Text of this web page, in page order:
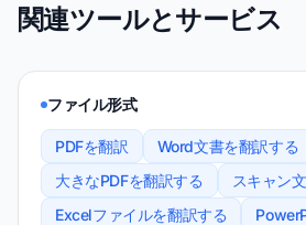
関連ツールとサービス
ファイル形式
PDFを翻訳
Word文書を翻訳する
大きなPDFを翻訳する
スキャン
Excelファイルを翻訳する